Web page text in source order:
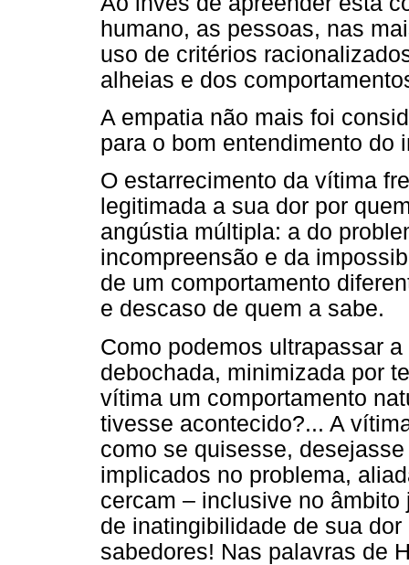
humano, as pessoas, nas
uso de critérios
alheias e dos
A empatia não mais foi
para o bom entendimento do
O estarrecimento da vítima
legitimada a sua dor por
angústia múltipla: a do
incompreensão e da
de um comportamento
e descaso de quem a sabe.
Como podemos ultrapassar
debochada, minimizada por
vítima um comportamento
tivesse acontecido?... A
como se quisesse,
implicados no problema,
cercam – inclusive no
de inatingibilidade de sua
sabedores! Nas palavras de